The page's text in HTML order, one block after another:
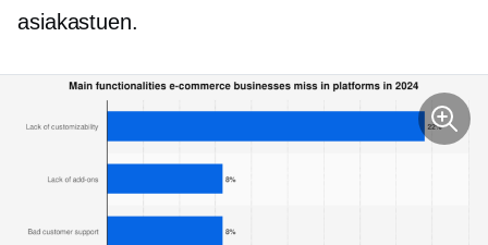
asiakastuen.